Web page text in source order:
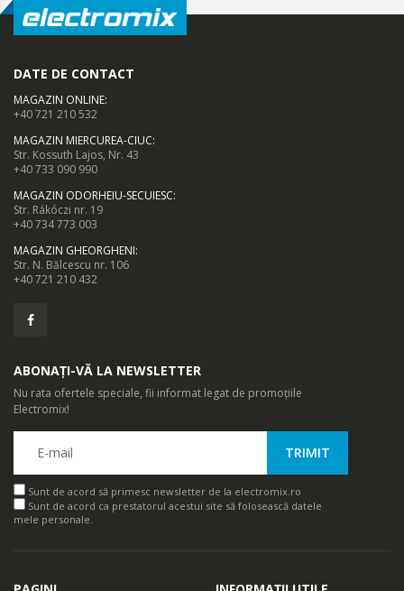
DATE DE CONTACT
MAGAZIN ONLINE:
+40 721 210 532
MAGAZIN MIERCUREA-CIUC:
Str. Kossuth Lajos, Nr. 43
+40 733 090 990
MAGAZIN ODORHEIU-SECUIESC:
Str. Rákóczi nr. 19
+40 734 773 003
MAGAZIN GHEORGHENI:
Str. N. Bălcescu nr. 106
+40 721 210 432
ABONAȚI-VĂ LA NEWSLETTER
Nu rata ofertele speciale, fii informat legat de promoțiile
Electromix!
Sunt de acord să primesc newsletter de la electromix.ro
Sunt de acord ca prestatorul acestui site să folosească datele
mele personale.